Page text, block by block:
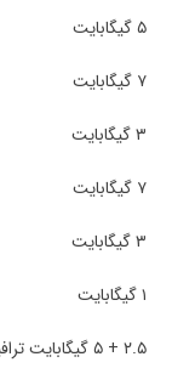
۵ گیگابایت
۷ گیگابایت
۳ گیگابایت
۷ گیگابایت
۳ گیگابایت
۱ گیگابایت
۲.۵ + ۵ گیگابایت ترافیک بومی